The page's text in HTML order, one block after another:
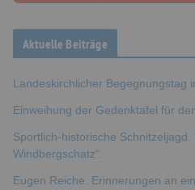
Aktuelle Beiträge
Landeskirchlicher Begegnungstag
Einweihung der Gedenktafel für
Sportlich-historische Schnitzeljagd.
Windbergschatz“.
Eugen Reiche. Erinnerungen an